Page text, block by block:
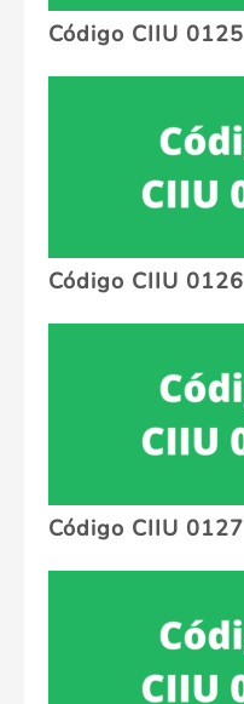
Código CIIU 0125
Código CIIU 0126
Código CIIU 0127